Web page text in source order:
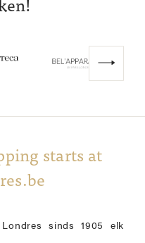
starts at
sinds 1905 elk